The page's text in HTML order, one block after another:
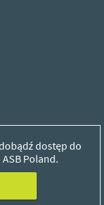
dostęp do
Poland.